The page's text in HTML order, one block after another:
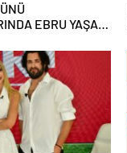
EBRU YAŞAR